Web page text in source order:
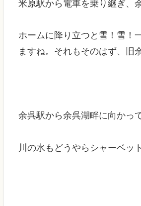
米原駅から電車を乗り継ぎ、
ホームに降り立つと雪！雪！
ますね。それもそのはず、旧
余呉駅から余呉湖畔に向かっ
川の水もどうやらシャーベッ